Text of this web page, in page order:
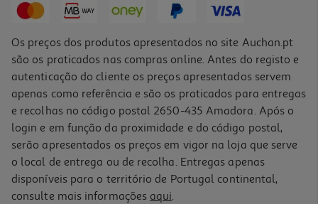
Os preços dos produtos apresentados no site Auchan.pt
são os praticados nas compras online. Antes do registo e
autenticação do cliente os preços apresentados servem
apenas como referência e são os praticados para entregas
e recolhas no código postal 2650-435 Amadora. Após o
login e em função da proximidade e do código postal,
serão apresentados os preços em vigor na loja que serve
o local de entrega ou de recolha. Entregas apenas
disponíveis para o território de Portugal continental,
consulte mais informações aqui.